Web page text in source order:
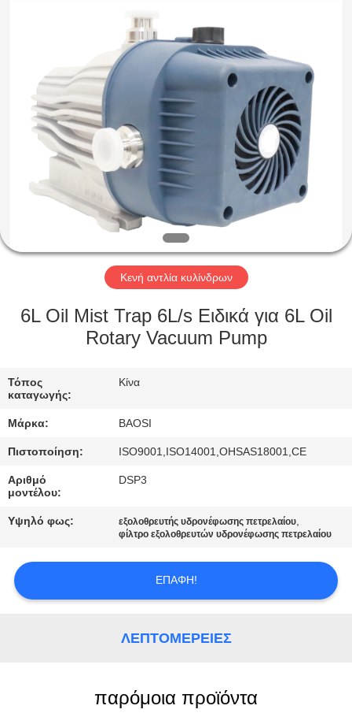
ΣΠΊΤΙ
ΠΡΟΪΌΝΤΑ
ΣΧΕΤΙΚΆ
ΕΜΆΣ
ΕΠΙΣΚΕΨΉ
ΕΡΓΟΣΤΑΣΊΟΥ
ΠΟΙΌΤΗΤΑΣ
ΕΠΙΚΟΙΝΩΝΉΣΤΕ
ΜΑΖΊ
ΜΑΣ
ΜΙΑ
ΠΡΟΣΦΟΡΆ
Κενή αντλία κυλίνδρων
6L Oil Mist Trap 6L/s Ειδικά για 6L Oil
Rotary Vacuum Pump
Τόπος
καταγωγής:
Κίνα
Μάρκα: BAOSI
Πιστοποίηση: ISO9001,ISO14001,OHSAS18001,CE
Αριθμό
μοντέλου:
DSP3
Υψηλό φως: εξολοθρευτής υδρονέφωσης πετρελαίου,
φίλτρο εξολοθρευτών υδρονέφωσης πετρελαίου
ΕΠΑΦΉ!
ΛΕΠΤΟΜΈΡΕΙΕΣ
παρόμοια προϊόντα